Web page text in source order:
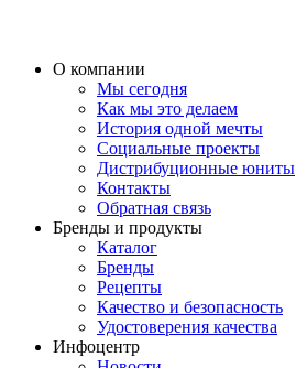
О компании
Мы сегодня
Как мы это делаем
История одной мечты
Социальные проекты
Дистрибуционные юниты
Контакты
Обратная связь
Бренды и продукты
Каталог
Бренды
Рецепты
Качество и безопасность
Удостоверения качества
Инфоцентр